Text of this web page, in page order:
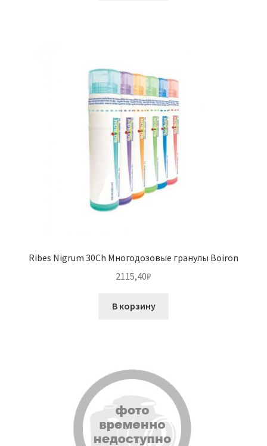
Ribes Nigrum 30Ch Многодозовые гранулы Boiron
2115,40₽
В корзину